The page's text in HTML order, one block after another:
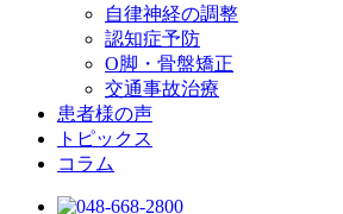
自律神経の調整
認知症予防
O脚・骨盤矯正
交通事故治療
患者様の声
トピックス
コラム